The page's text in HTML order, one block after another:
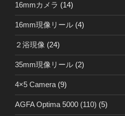
16mmカメラ (14)
16mm現像リール (4)
２浴現像 (24)
35mm現像リール (2)
4×5 Camera(9)
AGFA Optima 5000 (110) (5)